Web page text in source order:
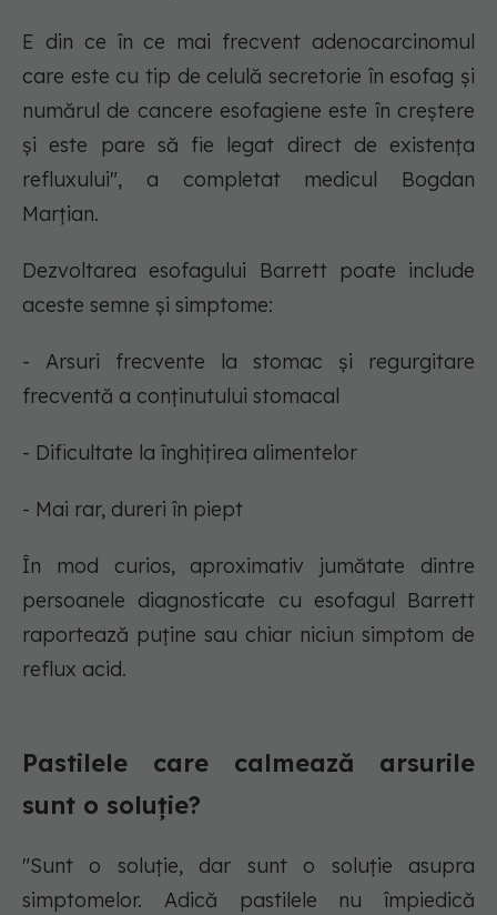
E din ce în ce mai frecvent adenocarcinomul
care este cu tip de celulă secretorie în esofag și
numărul de cancere esofagiene este în creștere
și este pare să fie legat direct de existența
refluxului", a completat medicul Bogdan
Marțian.
Dezvoltarea esofagului Barrett poate include
aceste semne și simptome:
- Arsuri frecvente la stomac și regurgitare
frecventă a conținutului stomacal
- Dificultate la înghițirea alimentelor
- Mai rar, dureri în piept
În mod curios, aproximativ jumătate dintre
persoanele diagnosticate cu esofagul Barrett
raportează puține sau chiar niciun simptom de
reflux acid.
Pastilele care calmează arsurile
sunt o soluție?
"Sunt o soluție, dar sunt o soluție asupra
simptomelor. Adică pastilele nu împiedică